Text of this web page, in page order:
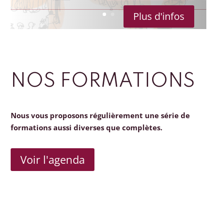
Plus d'infos
NOS FORMATIONS
Nous vous proposons régulièrement une série de
formations aussi diverses que complètes.
Voir l'agenda